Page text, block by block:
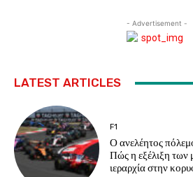
- Advertisement -
LATEST ARTICLES
F1
Ο ανελέητος
Πώς η εξέλιξη των
ιεραρχία στην